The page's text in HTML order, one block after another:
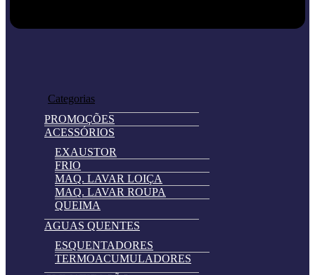
Categorias
PROMOÇÕES
ACESSÓRIOS
EXAUSTOR
FRIO
MAQ. LAVAR LOIÇA
MAQ. LAVAR ROUPA
QUEIMA
AGUAS QUENTES
ESQUENTADORES
TERMOACUMULADORES